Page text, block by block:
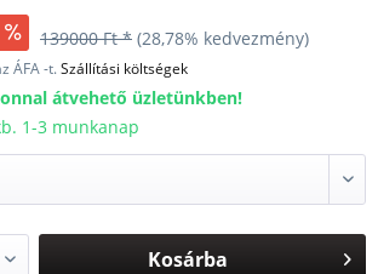
139000 Ft * (28,78% kedvezmény)
ÁFA -t.Szállítási költségek
átvehető üzletünkben!
1-3 munkanap
Kosárba